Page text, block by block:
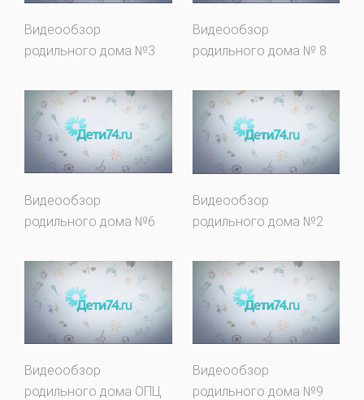
Видеообзор
родильного дома №3
Видеообзор
родильного дома № 8
Видеообзор
родильного дома №6
Видеообзор
родильного дома №2
Видеообзор
родильного дома ОПЦ
Видеообзор
родильного дома №9